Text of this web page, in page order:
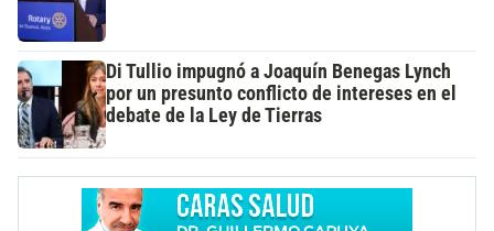
Di Tullio impugnó a Joaquín Benegas Lynch
por un presunto conflicto de intereses en el
debate de la Ley de Tierras